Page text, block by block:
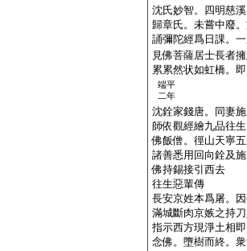
沈氏妙智。四明慈
歸章氏。未嘗中廢
誦彌陀經爲日課。
見佛菩薩居士長者
累累然状如虹橋。
端平
二年
沈銓家錢唐。同妻
師依觀經繪九品往
佛飯僧。徑山天寧
諸善悉用回向銓及
佛持錫接引西去
往生惡輩傳
長安京姓本爲屠。
滿城斷肉京嫉之持
指示西方現淨土相
念佛。墮樹而終。